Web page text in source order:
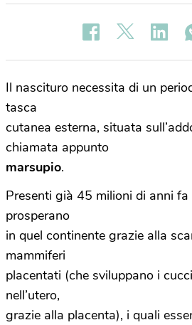
Il nascituro necessita di un
tasca
cutanea esterna, situata
chiamata appunto
marsupio.
Presenti già 45 milioni di anni
prosperano
in quel continente grazie alla
mammiferi
placentati (che sviluppano i
nell’utero,
grazie alla placenta), i quali